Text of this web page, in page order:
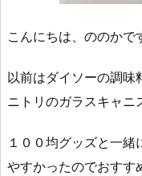
こんにちは、ののかで
以前はダイソーの調味
ニトリのガラスキャニ
１００均グッズと一
やすかったのでおすす